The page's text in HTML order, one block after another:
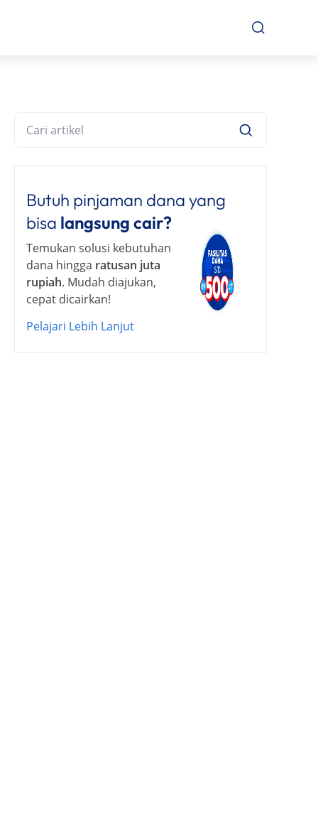
Butuh pinjaman dana yang
bisa langsung cair?
Temukan solusi kebutuhan
dana hingga ratusan juta
rupiah. Mudah diajukan,
cepat dicairkan!
Pelajari Lebih Lanjut